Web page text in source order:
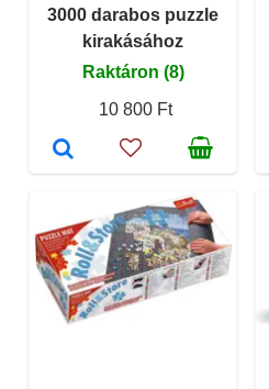
3000 darabos puzzle
kirakásához
Raktáron (8)
10 800 Ft